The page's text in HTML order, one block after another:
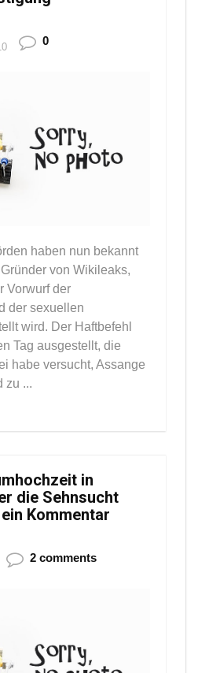
0
haben nun bekannt
von Wikileaks,
Vorwurf der
der sexuellen
wird. Der Haftbefehl
Tag ausgestellt, die
habe versucht, Assange
zu ...
in
die Sehnsucht
Kommentar
2 comments